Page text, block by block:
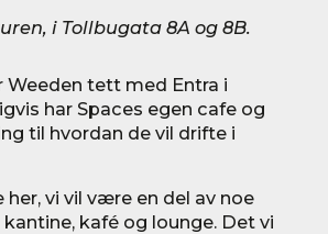
i Tollbugata 8A og 8B.
Weeden tett med Entra i
har Spaces egen cafe og
til hvordan de vil drifte i
vi vil være en del av noe
kafé og lounge. Det vi